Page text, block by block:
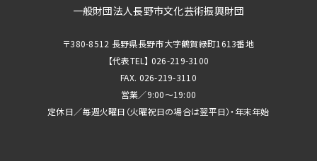
一般財団法人長野市文化芸術振興財団
〒380-8512 長野県長野市大字鶴賀緑町1613番地
【代表TEL】 026-219-3100
FAX. 026-219-3110
営業／9:00～19:00
定休日／毎週火曜日（火曜祝日の場合は翌平日）・年末年始